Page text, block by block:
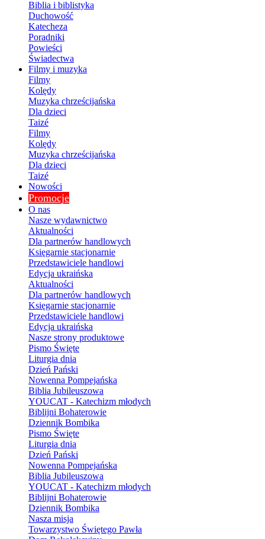
Biblia i biblistyka
Duchowość
Katecheza
Poradniki
Powieści
Świadectwa
Filmy i muzyka
Filmy
Kolędy
Muzyka chrześcijańska
Dla dzieci
Taizé
Filmy
Kolędy
Muzyka chrześcijańska
Dla dzieci
Taizé
Nowości
Promocje
O nas
Nasze wydawnictwo
Aktualności
Dla partnerów handlowych
Księgarnie stacjonarnie
Przedstawiciele handlowi
Edycja ukraińska
Aktualności
Dla partnerów handlowych
Księgarnie stacjonarnie
Przedstawiciele handlowi
Edycja ukraińska
Nasze strony produktowe
Pismo Święte
Liturgia dnia
Dzień Pański
Nowenna Pompejańska
Biblia Jubileuszowa
YOUCAT - Katechizm młodych
Biblijni Bohaterowie
Dziennik Bombika
Pismo Święte
Liturgia dnia
Dzień Pański
Nowenna Pompejańska
Biblia Jubileuszowa
YOUCAT - Katechizm młodych
Biblijni Bohaterowie
Dziennik Bombika
Nasza misja
Towarzystwo Świętego Pawła